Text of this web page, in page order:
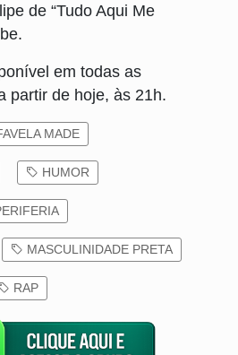
de “Tudo Aqui Me
em todas as
partir de hoje, às 21h.
MADE
HUMOR
MASCULINIDADE PRETA
RAP